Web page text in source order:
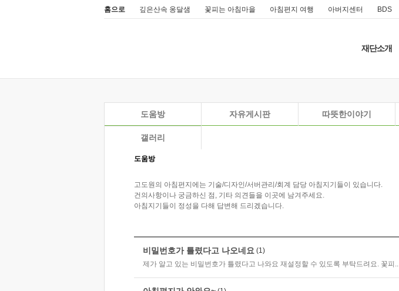
홈으로 깊은산속 옹달샘 꽃피는 아침마을 아침편지 여행 아버지센터 BDS
재단소개
도움방 자유게시판 따뜻한이야기
갤러리
도움방
고도원의 아침편지에는 기술/디자인/서버관리/회계 담당 아침지기들이 있습니다.
건의사항이나 궁금하신 점, 기타 의견들을 이곳에 남겨주세요.
아침지기들이 정성을 다해 답변해 드리겠습니다.
비밀번호가 틀렸다고 나오네요 (1)
제가 알고 있는 비밀번호가 틀렸다고 나와요 재설정할 수 있도록 부탁드려요. 꽃피..